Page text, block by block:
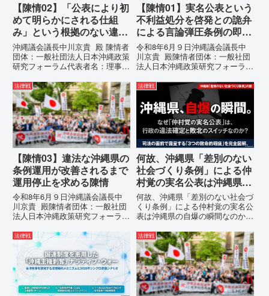
【陳情02】「公表により初
めて明らかにされる仕組
み」という根拠のない違法
運用の指摘と条例運用の停
止を求める陳情書
沖縄議会議長中川京貴 殿 陳情者
団体：一般社団法人日本沖縄政策
研究フォーラム代表者名：理事
市電 話：080- 「公表により初
めて明らかにされる仕組み」とい
う根拠のない違法運用の指摘と条
例運用の停止を求める陳情...
【陳情01】実名公表という
不利益処分を啓発との詭弁
による言論弾圧条例の即時
運用停止を求める陳情
令和8年6月９日沖縄議会議長中
川京貴 殿陳情者団体：一般社団
法人日本沖縄政策研究フォーラム
所：沖縄県那覇市電 話：
080- 実名公表という不利益処分
を啓発との詭弁による言論弾圧条
例の即時運用停止を求める陳情
法律戦
【陳情03】違法な沖縄県の
条例運用が改善されるまで
運用停止を求める陳情
令和8年6月９日沖縄議会議長中
川京貴 殿陳情者団体：一般社団
法人日本沖縄政策研究フォーラム
所：沖縄県那覇市電 話：080-違
法な沖縄県の条例運用が改善され
るまで運用停止を求める陳情陳情
の趣旨沖縄県は、「沖縄県...
法律戦
何故、沖縄県「差別のない
社会づくり条例」による仲
村覚の実名公表は沖縄県の
自爆の瞬間なのか？その3
つの理由。
何故、沖縄県「差別のない社会づ
くり条例」による仲村覚の実名公
表は沖縄県の自爆の瞬間なのか？
強行しようとしている「仲村覚の
実名公表」。行政側はこの行為
を、特定の個人を社会的制裁に追
い込むための「仕上げ」だと考え
て...
法律戦 法律戦